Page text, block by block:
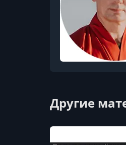
Другие